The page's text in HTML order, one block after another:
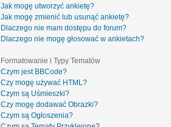
Jak mogę utworzyć ankietę?
Jak mogę zmienić lub usunąć ankietę?
Dlaczego nie mam dostępu do forum?
Dlaczego nie mogę głosować w ankietach?
Formatowanie i Typy Tematów
Czym jest BBCode?
Czy mogę używać HTML?
Czym są Uśmieszki?
Czy mogę dodawać Obrazki?
Czym są Ogłoszenia?